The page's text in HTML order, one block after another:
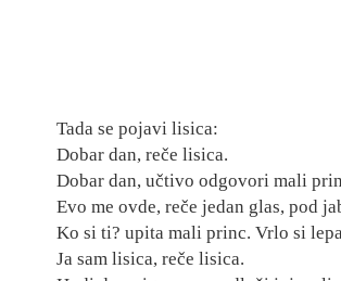
Tada se pojavi lisica:
Dobar dan, reče lisica.
Dobar dan, učtivo odgovori mali
Evo me ovde, reče jedan glas, pod
Ko si ti? upita mali princ. Vrlo si
Ja sam lisica, reče lisica.